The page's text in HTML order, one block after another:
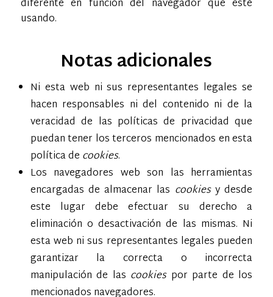
diferente en función del navegador que esté
usando.
Notas adicionales
Ni esta web ni sus representantes legales se
hacen responsables ni del contenido ni de la
veracidad de las políticas de privacidad que
puedan tener los terceros mencionados en esta
política de cookies.
Los navegadores web son las herramientas
encargadas de almacenar las cookies y desde
este lugar debe efectuar su derecho a
eliminación o desactivación de las mismas. Ni
esta web ni sus representantes legales pueden
garantizar la correcta o incorrecta
manipulación de las cookies por parte de los
mencionados navegadores.